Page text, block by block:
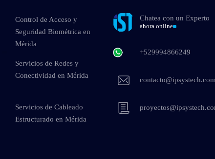
Control de Acceso y
Seguridad Biométrica en
Mérida
Servicios de Redes y
Conectividad en Mérida
Servicios de Cableado
Estructurado en Mérida
Chatea con un Experto
ahora online
+529994866249